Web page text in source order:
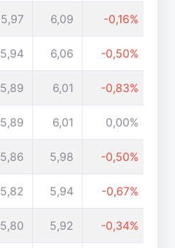
5,97 6,09 -0,16%
5,94 6,06 -0,50%
5,89 6,01 -0,83%
5,89 6,01 0,00%
5,86 5,98 -0,50%
5,82 5,94 -0,67%
5,80 5,92 -0,34%